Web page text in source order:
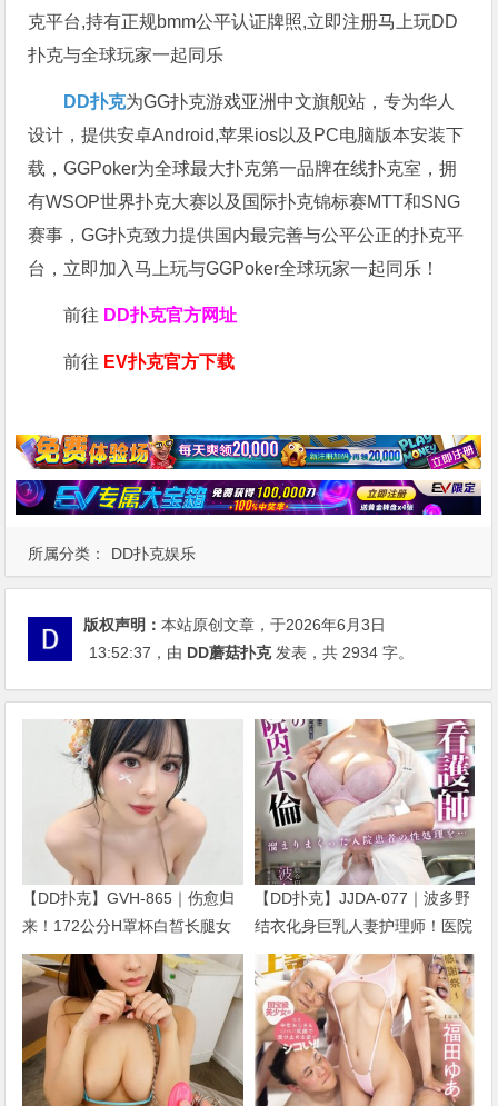
所属分类： DD扑克娱乐
克平台,持有正规bmm公平认证牌照,立即注册马上玩DD
扑克与全球玩家一起同乐
DD扑克为GG扑克游戏亚洲中文旗舰站，专为华人
设计，提供安卓Android,苹果ios以及PC电脑版本安装下
载，GGPoker为全球最大扑克第一品牌在线扑克室，拥
有WSOP世界扑克大赛以及国际扑克锦标赛MTT和SNG
赛事，GG扑克致力提供国内最完善与公平公正的扑克平
台，立即加入马上玩与GGPoker全球玩家一起同乐！
前往 DD扑克官方网址
前往 EV扑克官方下载
版权声明：本站原创文章，于2026年6月3日
13:52:37 ，由 DD蘑菇扑克发表，共 2934 字。
【DD扑克】GVH-865｜伤愈归
来！172公分H罩杯白皙长腿女
优辻井穗乃果两个月后重返AV
界
【DD扑克】JJDA-077｜波多野
结衣化身巨乳人妻护理师！医院
题材话题新作正式公开